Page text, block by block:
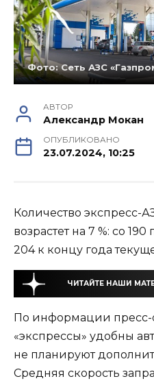
Фото: Сеть АЗС
АВТОР
Александр Мокан
ОПУБЛИКОВАНО
23.07.2024, 10:25
Количество экспресс-
возрастет на 7 %: со
204 к концу года
ЧИТАЙТЕ НАШИ
По информации пресс-
«экспрессы» удобны
не планируют
Средняя скорость